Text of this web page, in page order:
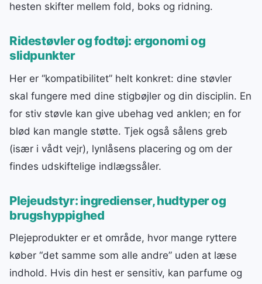
hesten skifter mellem fold, boks og ridning.
Ridestøvler og fodtøj: ergonomi og
slidpunkter
Her er “kompatibilitet” helt konkret: dine støvler
skal fungere med dine stigbøjler og din disciplin. En
for stiv støvle kan give ubehag ved anklen; en for
blød kan mangle støtte. Tjek også sålens greb
(især i vådt vejr), lynlåsens placering og om der
findes udskiftelige indlægssåler.
Plejeudstyr: ingredienser, hudtyper og
brugshyppighed
Plejeprodukter er et område, hvor mange ryttere
køber “det samme som alle andre” uden at læse
indhold. Hvis din hest er sensitiv, kan parfume og